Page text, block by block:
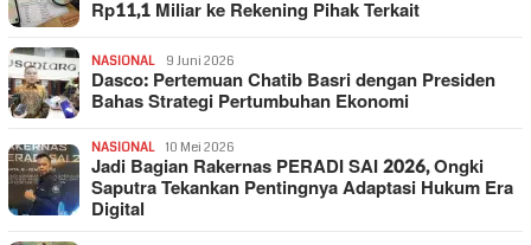
Rp11,1 Miliar ke Rekening Pihak Terkait
NASIONAL 9 Juni 2026
Dasco: Pertemuan Chatib Basri dengan Presiden
Bahas Strategi Pertumbuhan Ekonomi
NASIONAL 10 Mei 2026
Jadi Bagian Rakernas PERADI SAI 2026, Ongki
Saputra Tekankan Pentingnya Adaptasi Hukum Era
Digital